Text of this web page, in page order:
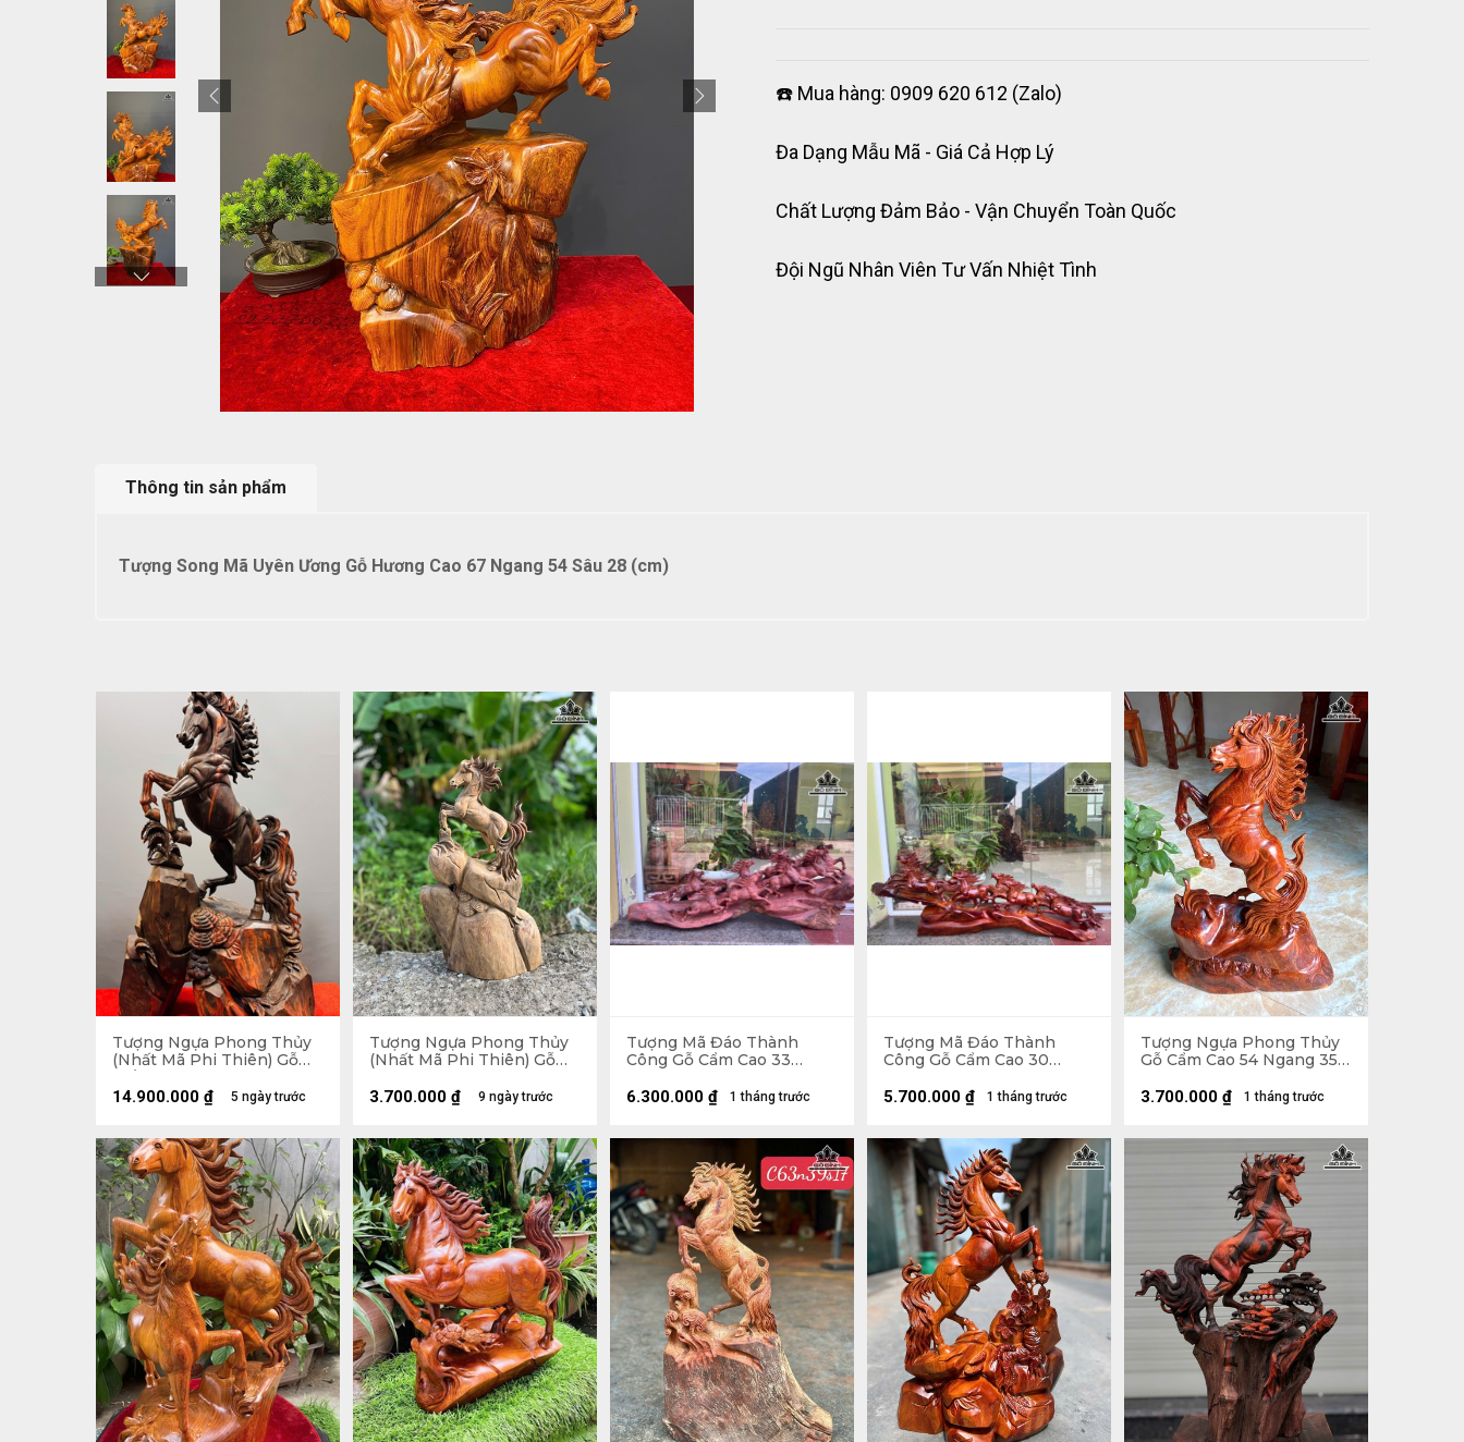
☎️ Mua hàng: 0909 620 612 (Zalo)
Đa Dạng Mẫu Mã - Giá Cả Hợp Lý
Chất Lượng Đảm Bảo - Vận Chuyển Toàn Quốc
Đội Ngũ Nhân Viên Tư Vấn Nhiệt Tình
Thông tin sản phẩm
Tượng Song Mã Uyên Ương Gỗ Hương Cao 67 Ngang 54 Sâu 28 (cm)
Tượng Ngựa Phong Thủy
(Nhất Mã Phi Thiên) Gỗ
Trắc Cao 68 Ngang 42 Sâu
28 (cm)
5 ngày trước
14.900.000 ₫
Tượng Ngựa Phong Thủy
(Nhất Mã Phi Thiên) Gỗ
28 Sâu 12 (cm)9 ngày trước
3.700.000 ₫
Tượng Mã Đáo Thành
Công Gỗ Cẩm Cao 33
1 tháng trước
6.300.000 ₫
Tượng Mã Đáo Thành
Công Gỗ Cẩm Cao 30
1 tháng trước
5.700.000 ₫
Tượng Ngựa Phong Thủy
Gỗ Cẩm Cao 54 Ngang 35
1 tháng trước
3.700.000 ₫